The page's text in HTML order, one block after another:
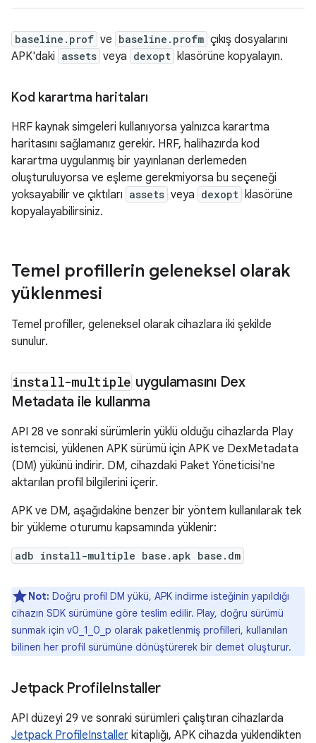
baseline.prof ve baseline.profm çıkış dosyalarını
APK'daki assets veya dexopt klasörüne kopyalayın.
Kod karartma haritaları
HRF kaynak simgeleri kullanıyorsa yalnızca karartma
haritasını sağlamanız gerekir. HRF, halihazırda kod
karartma uygulanmış bir yayınlanan derlemeden
oluşturuluyorsa ve eşleme gerekmiyorsa bu seçeneği
yoksayabilir ve çıktıları assets veya dexopt klasörüne
kopyalayabilirsiniz.
Temel profillerin geleneksel olarak
yüklenmesi
Temel profiller, geleneksel olarak cihazlara iki şekilde
sunulur.
install-multiple uygulamasını Dex
Metadata ile kullanma
API 28 ve sonraki sürümlerin yüklü olduğu cihazlarda Play
istemcisi, yüklenen APK sürümü için APK ve DexMetadata
(DM) yükünü indirir. DM, cihazdaki Paket Yöneticisi'ne
aktarılan profil bilgilerini içerir.
APK ve DM, aşağıdakine benzer bir yöntem kullanılarak tek
bir yükleme oturumu kapsamında yüklenir:
adb install-multiple base.apk base.dm
Not: Doğru profil DM yükü, APK indirme isteğinin yapıldığı
cihazın SDK sürümüne göre teslim edilir. Play, doğru sürümü
sunmak için v0_1_0_p olarak paketlenmiş profilleri, kullanılan
bilinen her profil sürümüne dönüştürerek bir demet oluşturur.
Jetpack ProfileInstaller
API düzeyi 29 ve sonraki sürümleri çalıştıran cihazlarda
Jetpack ProfileInstaller kitaplığı, APK cihazda yüklendikten